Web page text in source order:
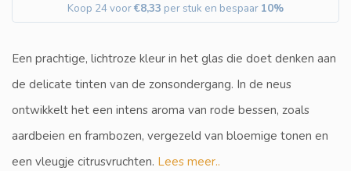
Koop 24 voor€8,33 per stuk en bespaar 10%
Een prachtige, lichtroze kleur in het glas die doet denken aan
de delicate tinten van de zonsondergang. In de neus
ontwikkelt het een intens aroma van rode bessen, zoals
aardbeien en frambozen, vergezeld van bloemige tonen en
een vleugje citrusvruchten. Lees meer..